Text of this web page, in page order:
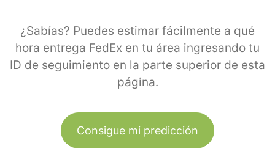
¿Sabías? Puedes estimar fácilmente a qué
hora entrega FedEx en tu área ingresando tu
ID de seguimiento en la parte superior de esta
página.
Consigue mi predicción